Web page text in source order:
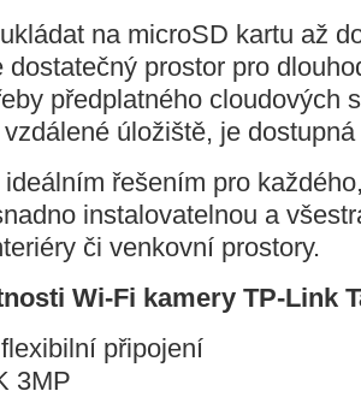
na microSD kartu až
dostatečný prostor pro
předplatného cloudových
úložiště, je
řešením pro
instalovatelnou a
či venkovní prostory.
Wi-Fi kamery TP-Link
připojení
3MP